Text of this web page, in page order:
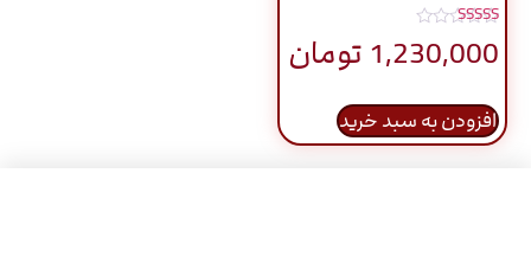
نمره
5.00
از 5
1,230,000 تومان
افزودن به سبد خرید